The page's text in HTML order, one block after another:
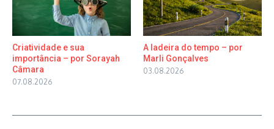
Criatividade e sua
importância – por Sorayah
Câmara
07.08.2026
A ladeira do tempo – por
Marli Gonçalves
03.08.2026